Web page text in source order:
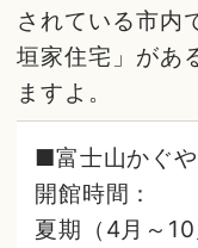
されている市内
垣家住宅」があ
ますよ。
■富士山かぐ
開館時間：
夏期（4月～